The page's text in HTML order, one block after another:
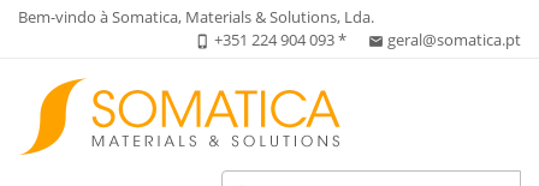
Bem-vindo à Somatica, Materials & Solutions, Lda.
phone_iphone +351 224 904 093 * email geral@somatica.pt